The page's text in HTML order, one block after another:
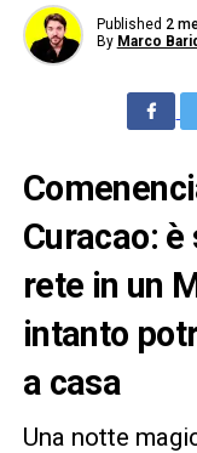
Published 2
By Marco
Curacao:
rete in un
intanto
a casa
Una notte